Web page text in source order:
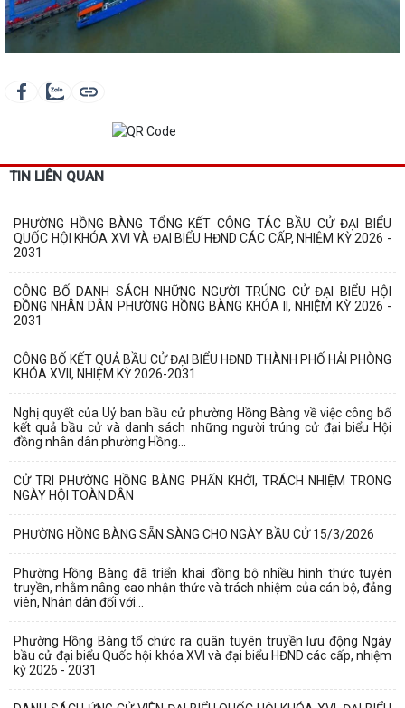
TIN LIÊN QUAN
PHƯỜNG HỒNG BÀNG TỔNG KẾT CÔNG TÁC BẦU CỬ ĐẠI BIỂU
QUỐC HỘI KHÓA XVI VÀ ĐẠI BIỂU HĐND CÁC CẤP, NHIỆM KỲ 2026 -
2031
CÔNG BỐ DANH SÁCH NHỮNG NGƯỜI TRÚNG CỬ ĐẠI BIỂU HỘI
ĐỒNG NHÂN DÂN PHƯỜNG HỒNG BÀNG KHÓA II, NHIỆM KỲ 2026 -
2031
CÔNG BỐ KẾT QUẢ BẦU CỬ ĐẠI BIỂU HĐND THÀNH PHỐ HẢI PHÒNG
KHÓA XVII, NHIỆM KỲ 2026-2031
Nghị quyết của Uỷ ban bầu cử phường Hồng Bàng về việc công bố
kết quả bầu cử và danh sách những người trúng cử đại biểu Hội
đồng nhân dân phường Hồng...
CỬ TRI PHƯỜNG HỒNG BÀNG PHẤN KHỞI, TRÁCH NHIỆM TRONG
NGÀY HỘI TOÀN DÂN
PHƯỜNG HỒNG BÀNG SẴN SÀNG CHO NGÀY BẦU CỬ 15/3/2026
Phường Hồng Bàng đã triển khai đồng bộ nhiều hình thức tuyên
truyền, nhằm nâng cao nhận thức và trách nhiệm của cán bộ, đảng
viên, Nhân dân đối với...
Phường Hồng Bàng tổ chức ra quân tuyên truyền lưu động Ngày
bầu cử đại biểu Quốc hội khóa XVI và đại biểu HĐND các cấp, nhiệm
kỳ 2026 - 2031